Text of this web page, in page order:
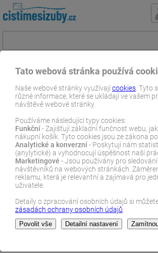
Tato webová stránka používá
Naše webové stránky využívajícookies . Tyto
různé informace, které se ukládají ve vašem
návštěvě webové stránky.
Používáme následující typy cookies:
Funkční- Zajišťují základní funčnost webu,
nákupní košík. Tyto cookies jsou ze zákona
Analytické a konverzní- Poskytují nám
(anylytické) a vyhodnocují úspěšnost naší
Marketingové - Jsou používány pro
návštěvníků na webových stránkách.
reklamu, která je relevantní a zajímavá pro
uživatele.
Detaily o zpracování osobních údajů si
zásadách ochrany osobních údajů
ČistímeSiZuby.cz E-shop Dentální zboží
Krvácení dásní
Chlorhexil F ústní voda
E-SHOP